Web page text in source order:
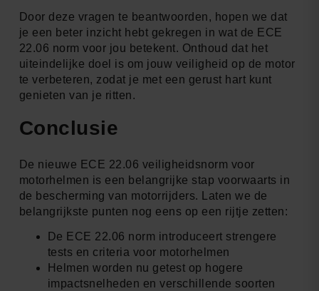
Door deze vragen te beantwoorden, hopen we dat
je een beter inzicht hebt gekregen in wat de ECE
22.06 norm voor jou betekent. Onthoud dat het
uiteindelijke doel is om jouw veiligheid op de motor
te verbeteren, zodat je met een gerust hart kunt
genieten van je ritten.
Conclusie
De nieuwe ECE 22.06 veiligheidsnorm voor
motorhelmen is een belangrijke stap voorwaarts in
de bescherming van motorrijders. Laten we de
belangrijkste punten nog eens op een rijtje zetten:
De ECE 22.06 norm introduceert strengere
tests en criteria voor motorhelmen
Helmen worden nu getest op hogere
impactsnelheden en verschillende soorten